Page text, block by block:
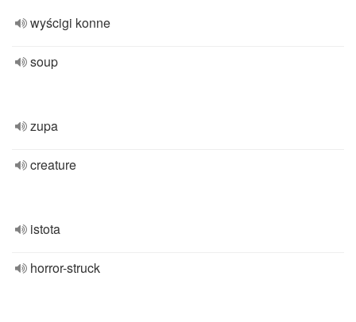
wyścigi konne
soup
zupa
creature
istota
horror-struck